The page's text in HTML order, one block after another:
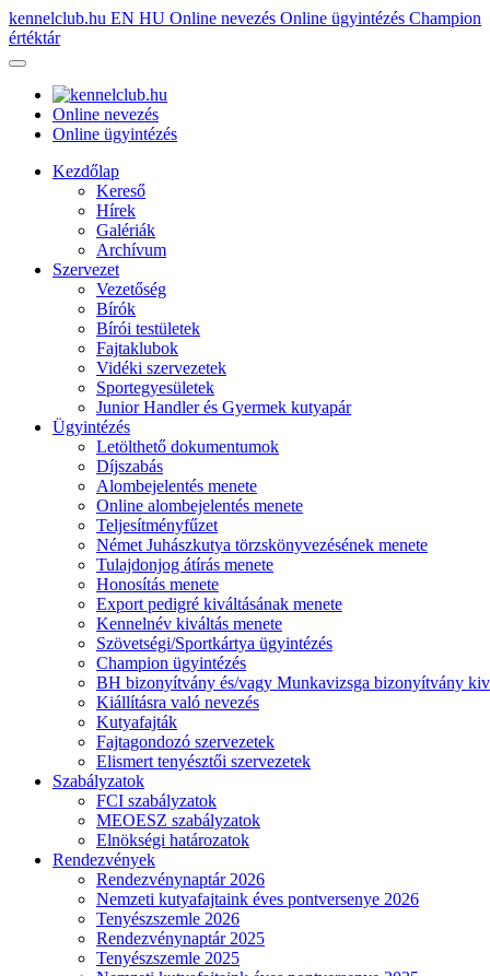
kennelclub.hu EN HU Online nevezés Online ügyintézés Champion
értéktár
Online nevezés
Online ügyintézés
Kezdőlap
Kereső
Hírek
Galériák
Archívum
Szervezet
Vezetőség
Bírók
Bírói testületek
Fajtaklubok
Vidéki szervezetek
Sportegyesületek
Junior Handler és Gyermek kutyapár
Ügyintézés
Letölthető dokumentumok
Díjszabás
Alombejelentés menete
Online alombejelentés menete
Teljesítményfűzet
Német Juhászkutya törzskönyvezésének menete
Tulajdonjog átírás menete
Honosítás menete
Export pedigré kiváltásának menete
Kennelnév kiváltás menete
Szövetségi/Sportkártya ügyintézés
Champion ügyintézés
BH bizonyítvány és/vagy Munkavizsga bizonyítvány
Kiállításra való nevezés
Kutyafajták
Fajtagondozó szervezetek
Elismert tenyésztői szervezetek
Szabályzatok
FCI szabályzatok
MEOESZ szabályzatok
Elnökségi határozatok
Rendezvények
Rendezvénynaptár 2026
Nemzeti kutyafajtaink éves pontversenye 2026
Tenyészszemle 2026
Rendezvénynaptár 2025
Tenyészszemle 2025